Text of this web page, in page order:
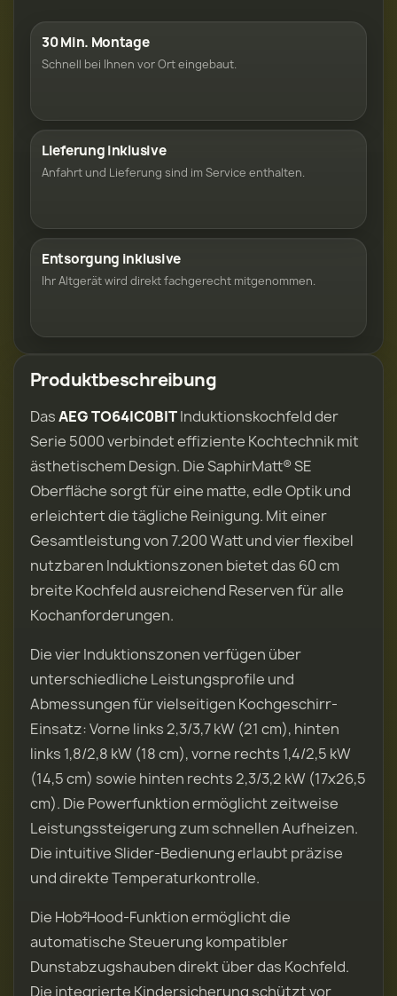
30 Min. Montage
Schnell bei Ihnen vor Ort eingebaut.
Lieferung inklusive
Anfahrt und Lieferung sind im Service enthalten.
Entsorgung inklusive
Ihr Altgerät wird direkt fachgerecht mitgenommen.
Produktbeschreibung
DasAEG TO64IC0BITInduktionskochfeld der
Serie 5000 verbindet effiziente Kochtechnik mit
ästhetischem Design. Die SaphirMatt® SE
Oberfläche sorgt für eine matte, edle Optik und
erleichtert die tägliche Reinigung. Mit einer
Gesamtleistung von 7.200 Watt und vier flexibel
nutzbaren Induktionszonen bietet das 60 cm
breite Kochfeld ausreichend Reserven für alle
Kochanforderungen.
Die vier Induktionszonen verfügen über
unterschiedliche Leistungsprofile und
Abmessungen für vielseitigen Kochgeschirr-
Einsatz: Vorne links 2,3/3,7 kW (21 cm), hinten
links 1,8/2,8 kW (18 cm), vorne rechts 1,4/2,5 kW
(14,5 cm) sowie hinten rechts 2,3/3,2 kW (17x26,5
cm). Die Powerfunktion ermöglicht zeitweise
Leistungssteigerung zum schnellen Aufheizen.
Die intuitive Slider-Bedienung erlaubt präzise
und direkte Temperaturkontrolle.
Die Hob²Hood-Funktion ermöglicht die
automatische Steuerung kompatibler
Dunstabzugshauben direkt über das Kochfeld.
Die integrierte Kindersicherung schützt vor